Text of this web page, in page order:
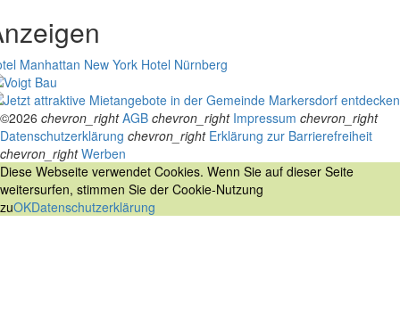
Manhattan New York Hotel Nürnberg
©2026 chevron_right AGB chevron_right Impressum chevron_right
Datenschutzerklärung chevron_right Erklärung zur Barrierefreiheit
chevron_right Werben
Diese Webseite verwendet Cookies. Wenn Sie auf dieser Seite
weitersurfen, stimmen Sie der Cookie-Nutzung
zuOKDatenschutzerklärung